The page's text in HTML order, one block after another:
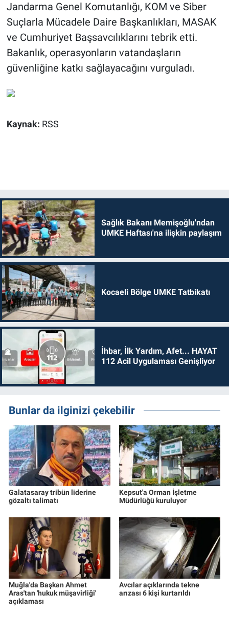
Jandarma Genel Komutanlığı, KOM ve Siber
Suçlarla Mücadele Daire Başkanlıkları, MASAK
ve Cumhuriyet Başsavcılıklarını tebrik etti.
Bakanlık, operasyonların vatandaşların
güvenliğine katkı sağlayacağını vurguladı.
Kaynak: RSS
Sağlık Bakanı Memişoğlu'ndan
UMKE Haftası'na ilişkin paylaşım
Kocaeli Bölge UMKE Tatbikatı
İhbar, İlk Yardım, Afet... HAYAT
112 Acil Uygulaması Genişliyor
Bunlar da ilginizi çekebilir
Galatasaray tribün liderine
gözaltı talimatı
Kepsut'a Orman İşletme
Müdürlüğü kuruluyor
Muğla'da Başkan Ahmet
Aras'tan 'hukuk müşavirliği'
açıklaması
Avcılar açıklarında tekne
arızası 6 kişi kurtarıldı